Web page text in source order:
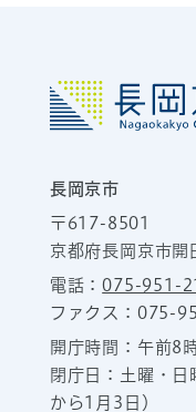
長岡京市
〒617-8501
京都府長岡京市
電話：075-951-
ファクス：075-
開庁時間：午前8
閉庁日：土曜・
から1月3日）